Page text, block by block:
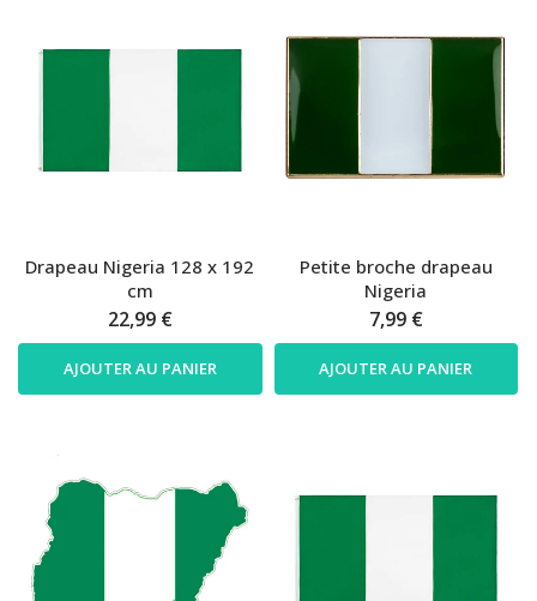
Drapeau Nigeria 128 x 192
cm
22,99 €
AJOUTER AU PANIER
Petite broche drapeau
Nigeria
7,99 €
AJOUTER AU PANIER